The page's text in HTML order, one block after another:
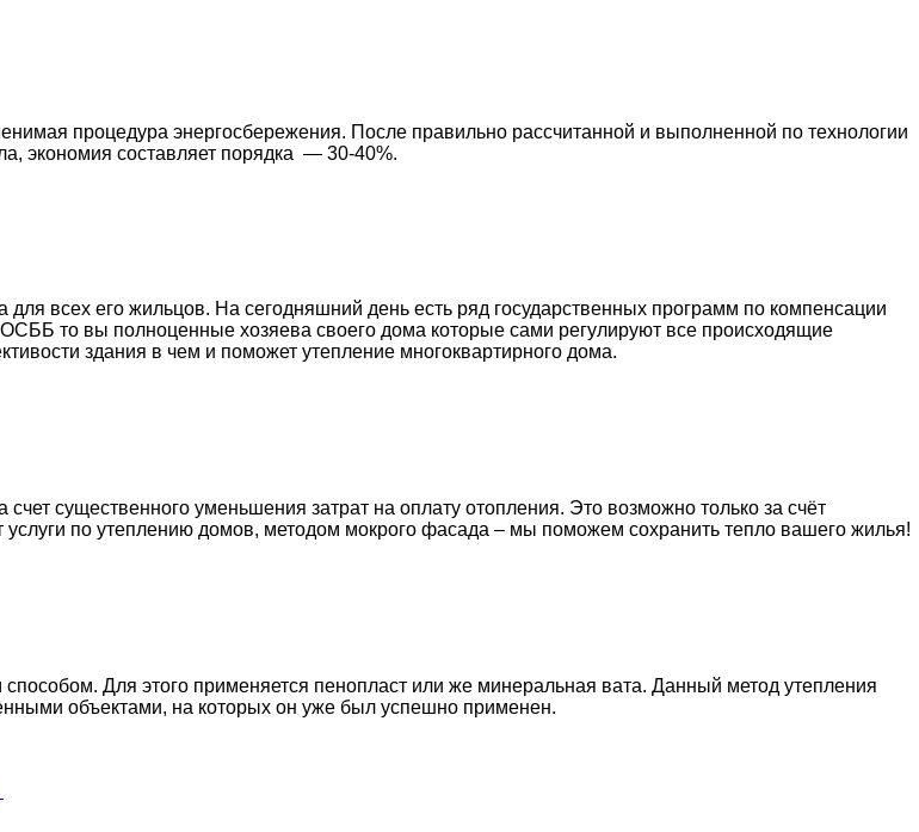
процедура энергосбережения. После правильно рассчитанной и выполненной по технологии
экономия составляет порядка — 30-40%.
всех его жильцов. На сегодняшний день есть ряд государственных программ по компенсации
то вы полноценные хозяева своего дома которые сами регулируют все происходящие
здания в чем и поможет утепление многоквартирного дома.
существенного уменьшения затрат на оплату отопления. Это возможно только за счёт
по утеплению домов, методом мокрого фасада – мы поможем сохранить тепло вашего жилья!
Для этого применяется пенопласт или же минеральная вата. Данный метод утепления
объектами, на которых он уже был успешно применен.